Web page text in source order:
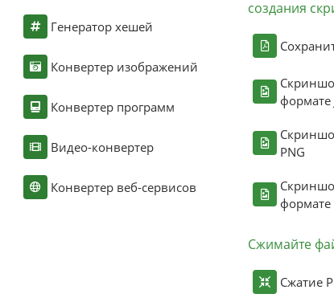
Генератор хешей
Конвертер изображений
Конвертер программ
Видео-конвертер
Конвертер веб-сервисов
создания
формате
PNG
формате
Сжимайте
Сжатие